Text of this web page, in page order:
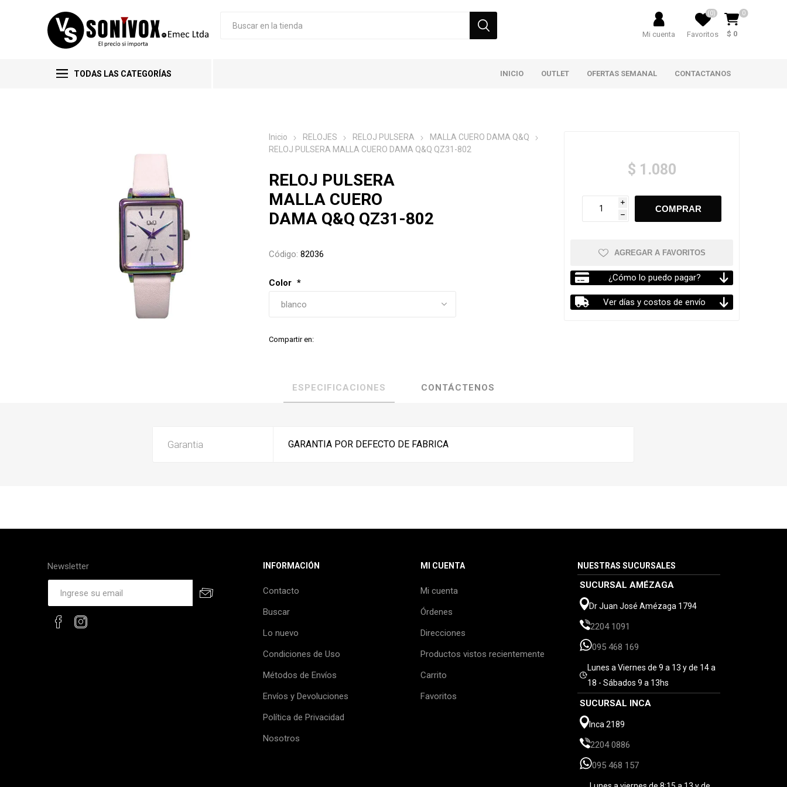
Mi cuenta Favoritos
(0) 0
$ 0
TODAS LAS CATEGORÍAS INICIO OUTLET OFERTAS SEMANAL CONTACTANOS
Inicio RELOJES RELOJ PULSERA
MALLA CUERO DAMA Q&Q
RELOJ PULSERA MALLA CUERO DAMA Q&Q QZ31-802
RELOJ PULSERA
MALLA CUERO
DAMA Q&Q QZ31-802
Código: 82036
Color *
Compartir en:
$ 1.080
i
h
AGREGAR A FAVORITOS
¿Cómo lo puedo pagar?
Ver días y costos de envío
ESPECIFICACIONES CONTÁCTENOS
Garantia GARANTIA POR DEFECTO DE FABRICA
Newsletter INFORMACIÓN
Contacto
Buscar
Lo nuevo
Condiciones de Uso
Métodos de Envíos
Envíos y Devoluciones
Política de Privacidad
Nosotros
MI CUENTA
Mi cuenta
Órdenes
Direcciones
Productos vistos recientemente
Carrito
Favoritos
NUESTRAS SUCURSALES
SUCURSAL AMÉZAGA
Dr Juan José Amézaga 1794
2204 1091
095 468 169
Lunes a Viernes de 9 a 13 y de 14 a
18 - Sábados 9 a 13hs
SUCURSAL INCA
Inca 2189
2204 0886
095 468 157